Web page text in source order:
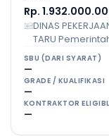
Rp.
DINAS
TARU
SBU (DARI SYARAT)
—
GRADE / KUALIFIKASI
—
KONTRAKTOR
—